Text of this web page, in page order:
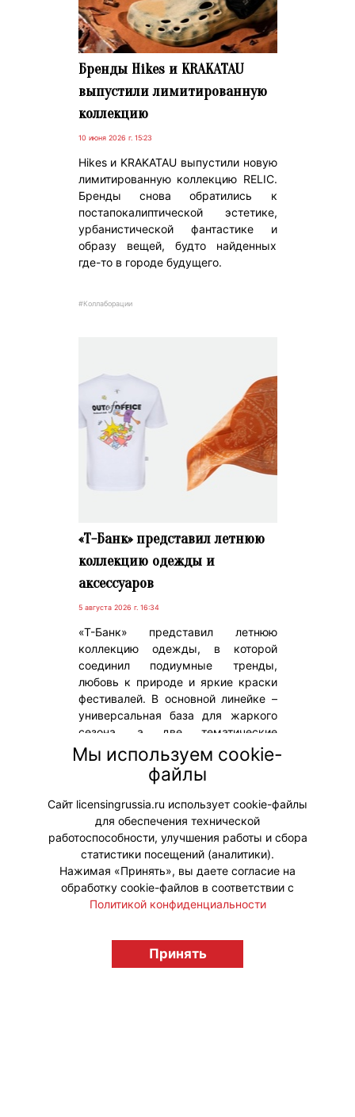
Бренды Hikes и KRAKATAU
выпустили лимитированную
коллекцию
10 июня 2026 г. 15:23
Hikes и KRAKATAU выпустили новую
лимитированную коллекцию RELIC.
Бренды снова обратились к
постапокалиптической эстетике,
урбанистической фантастике и
образу вещей, будто найденных
где-то в городе будущего.
#Коллаборации
«Т-Банк» представил летнюю
коллекцию одежды и
аксессуаров
5 августа 2026 г. 16:34
«Т-Банк» представил летнюю
коллекцию одежды, в которой
соединил подиумные тренды,
любовь к природе и яркие краски
фестивалей. В основной линейке –
универсальная база для жаркого
сезона, а две тематические
капсулы «Дачная дача» и
«Фестивальная» напоминают о том,
что нужно успеть сделать этим
летом.
#ПродвижениеБренда #Мерч
licensingrussia.ru, 2009-2026 12+
Мы используем cookie-
файлы
Сайт licensingrussia.ru использует cookie-файлы
для обеспечения технической
работоспособности, улучшения работы и сбора
статистики посещений (аналитики).
Нажимая «Принять», вы даете согласие на
обработку cookie-файлов в соответствии с
Политикой конфиденциальности
Принять